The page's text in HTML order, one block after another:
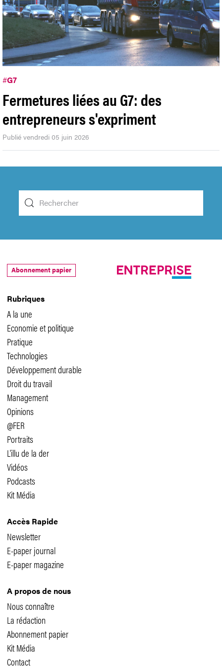
#G7
Fermetures liées au G7: des
entrepreneurs s'expriment
Publié vendredi 05 juin 2026
Rubriques
A la une
Economie et politique
Pratique
Technologies
Développement durable
Droit du travail
Management
Opinions
@FER
Portraits
L'illu de la der
Vidéos
Podcasts
Kit Média
Accès Rapide
Newsletter
E-paper journal
E-paper magazine
A propos de nous
Nous connaître
La rédaction
Abonnement papier
Kit Média
Contact
Abonnement papier